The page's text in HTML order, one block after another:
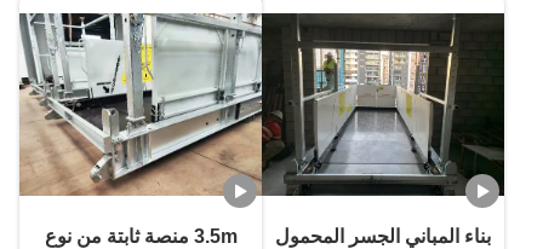
بناء المباني الجسر المحمول
3.5m منصة ثابتة من نوع